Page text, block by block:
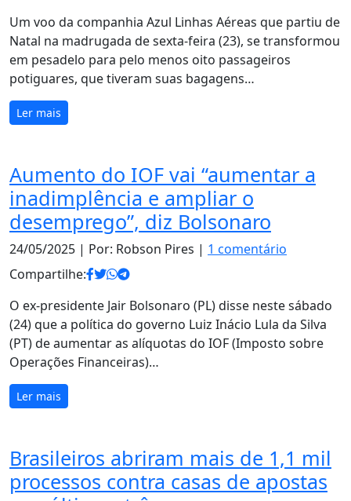
Um voo da companhia Azul Linhas Aéreas que partiu de
Natal na madrugada de sexta-feira (23), se transformou
em pesadelo para pelo menos oito passageiros
potiguares, que tiveram suas bagagens…
Ler mais
Aumento do IOF vai “aumentar a
inadimplência e ampliar o
desemprego”, diz Bolsonaro
24/05/2025 | Por: Robson Pires | 1 comentário
Compartilhe:
O ex-presidente Jair Bolsonaro (PL) disse neste sábado
(24) que a política do governo Luiz Inácio Lula da Silva
(PT) de aumentar as alíquotas do IOF (Imposto sobre
Operações Financeiras)…
Ler mais
Brasileiros abriram mais de 1,1 mil
processos contra casas de apostas